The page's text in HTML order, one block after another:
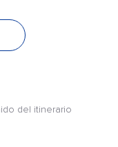
del itinerario